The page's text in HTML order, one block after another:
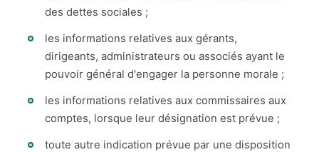
des dettes sociales ;
les informations relatives aux gérants,
dirigeants, administrateurs ou associés ayant le
pouvoir général d'engager la personne morale ;
les informations relatives aux commissaires aux
comptes, lorsque leur désignation est prévue ;
toute autre indication prévue par une disposition